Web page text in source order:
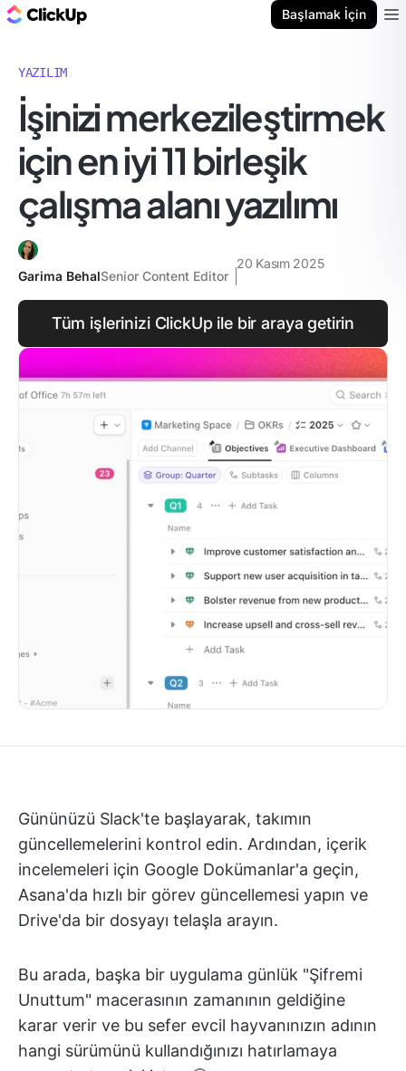
Başlamak İçin
YAZILIM
İşinizi merkezileştirmek
için en iyi 11 birleşik
çalışma alanı yazılımı
Garima BehalSenior Content Editor
20 Kasım 2025
Tüm işlerinizi ClickUp ile bir araya getirin
Gününüzü Slack'te başlayarak, takımın
güncellemelerini kontrol edin. Ardından, içerik
incelemeleri için Google Dokümanlar'a geçin,
Asana'da hızlı bir görev güncellemesi yapın ve
Drive'da bir dosyayı telaşla arayın.
Bu arada, başka bir uygulama günlük "Şifremi
Unuttum" macerasının zamanının geldiğine
karar verir ve bu sefer evcil hayvanınızın adının
hangi sürümünü kullandığınızı hatırlamaya